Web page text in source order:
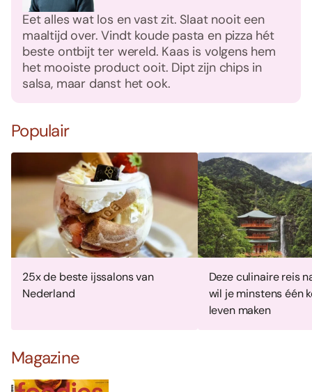
Eet alles wat los en vast zit. Slaat nooit een
maaltijd over. Vindt koude pasta en pizza hét
beste ontbijt ter wereld. Kaas is volgens hem
het mooiste product ooit. Dipt zijn chips in
salsa, maar danst het ook.
Populair
25x de beste ijssalons van
Nederland
Deze culinaire reis
wil je minstens één
leven maken
Magazine